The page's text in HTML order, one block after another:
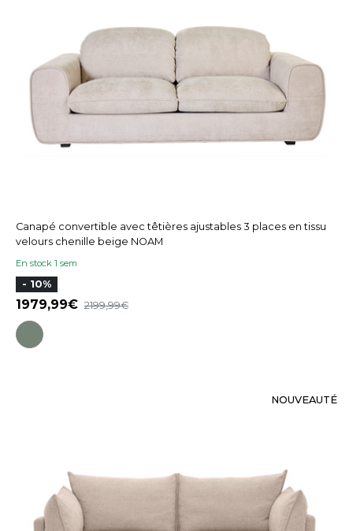
Canapé convertible avec têtières ajustables 3 places en tissu
velours chenille beige NOAM
En stock 1 sem
- 10%
1979,99 2199,99
NOUVEAUTÉ